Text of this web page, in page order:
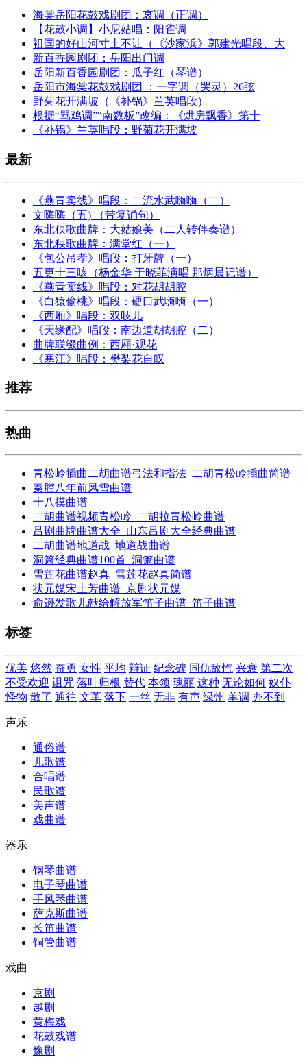
海棠岳阳花鼓戏剧团：哀调（正调）
【花鼓小调】小尼姑唱：阳雀调
祖国的好山河寸土不让（《沙家浜》郭建光唱段、大
新百香园剧团：岳阳出门调
岳阳新百香园剧团：瓜子红（琴谱）
岳阳市海棠花鼓戏剧团 ：一字调（哭灵）26弦
野菊花开满坡（《补锅》兰英唱段）
根据“骂鸡调”“南数板”改编：《烘房飘香》第十
《补锅》兰英唱段：野菊花开满坡
最新
《燕青卖线》唱段：二流水武嗨嗨（二）
文嗨嗨（五) （带复诵句）
东北秧歌曲牌：大姑娘美（二人转伴奏谱）
东北秧歌曲牌：满堂红（一）
《包公吊孝》唱段：打牙牌（一）
五更十三咳（杨金华 于晓菲演唱 那炳晨记谱）
《燕青卖线》唱段：对花胡胡腔
《白猿偷桃》唱段：硬口武嗨嗨（一）
《西厢》唱段：双吱儿
《天缘配》唱段：南边道胡胡腔（二）
曲牌联缀曲例：西厢·观花
《寒江》唱段：樊梨花自叹
推荐
热曲
青松岭插曲二胡曲谱弓法和指法_二胡青松岭插曲简谱
秦腔八年前风雪曲谱
十八摸曲谱
二胡曲谱视频青松岭_二胡拉青松岭曲谱
吕剧曲牌曲谱大全_山东吕剧大全经典曲谱
二胡曲谱地道战_地道战曲谱
洞箫经典曲谱100首_洞箫曲谱
雪莲花曲谱赵真_雪莲花赵真简谱
状元媒宋土芳曲谱_京剧状元媒
俞逊发歌儿献给解放军笛子曲谱_笛子曲谱
标签
优美 悠然 奋勇 女性 平均 辩证 纪念碑 同仇敌忾 兴衰 第二次
不受欢迎 诅咒 落叶归根 替代 本领 瑰丽 这种 无论如何 奴仆
怪物 散了 通往 文革 落下 一丝 无非 有声 绿州 单调 办不到
声乐
通俗谱
儿歌谱
合唱谱
民歌谱
美声谱
戏曲谱
器乐
钢琴曲谱
电子琴曲谱
手风琴曲谱
萨克斯曲谱
长笛曲谱
铜管曲谱
戏曲
京剧
越剧
黄梅戏
花鼓戏谱
豫剧